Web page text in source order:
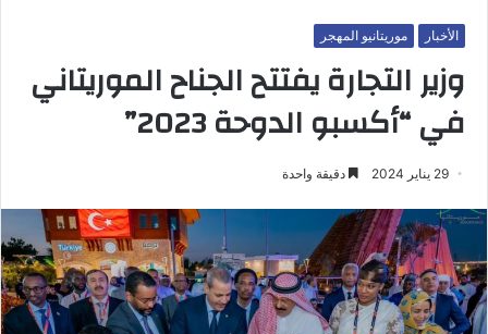
الأخبار موريتانيو المهجر
وزير التجارة يفتتح الجناح الموريتاني
في “أكسبو الدوحة 2023”
29 يناير 2024 دقيقة واحدة